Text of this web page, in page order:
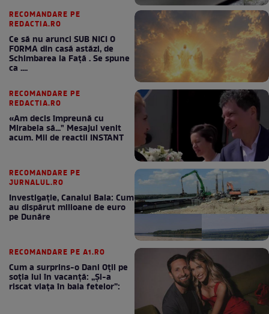
RECOMANDARE PE
REDACTIA.RO
Ce să nu arunci SUB NICI O
FORMA din casă astăzi, de
Schimbarea la Față . Se spune
ca ....
RECOMANDARE PE
REDACTIA.RO
«Am decis împreună cu
Mirabela să..." Mesajul venit
acum. Mii de reactii INSTANT
RECOMANDARE PE
JURNALUL.RO
Investigație, Canalul Bala: Cum
au dispărut milioane de euro
pe Dunăre
RECOMANDARE PE A1.RO
Cum a surprins-o Dani Oțil pe
soția lui în vacanță: „Și-a
riscat viața în baia fetelor”: